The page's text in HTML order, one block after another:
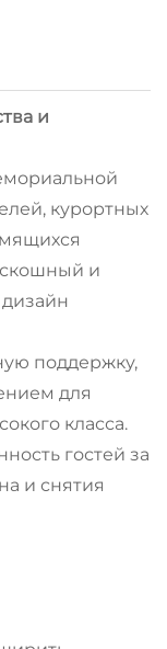
и
курортных
и
поддержку,
для
класса.
гостей за
и снятия